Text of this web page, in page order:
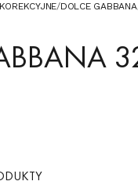
/DOLCE GABBANA